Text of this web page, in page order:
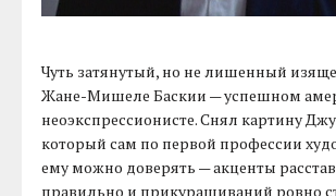
Чуть затянутый, но не лишенный
Жане-Мишеле Баскии — успешном
неоэкспрессионисте. Снял картину
который сам по первой профессии
ему можно доверять — акценты
правильно и прикурашиваний ровно